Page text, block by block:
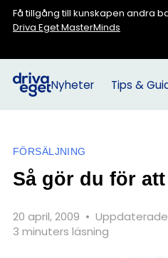
Få tillgång till kunskapen andra
Driva Eget MasterMinds
Nyheter Tips &
FÖRSÄLJNING
Så gör du för
20 april, 2009 •
3 minuters läsning